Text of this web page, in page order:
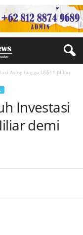
Asing hingga US$11 Miliar
Investasi
demi